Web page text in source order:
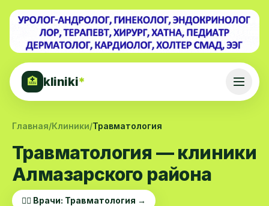
🏥 kliniki*
Главная/Клиники/Травматология
Травматология — клиники
Алмазарского района
👨‍⚕️ Врачи: Травматология →